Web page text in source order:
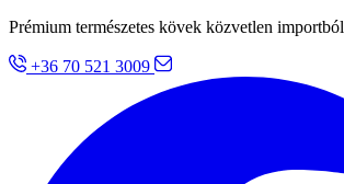
Prémium természetes kövek közvetlen importból
+36 70 521 3009